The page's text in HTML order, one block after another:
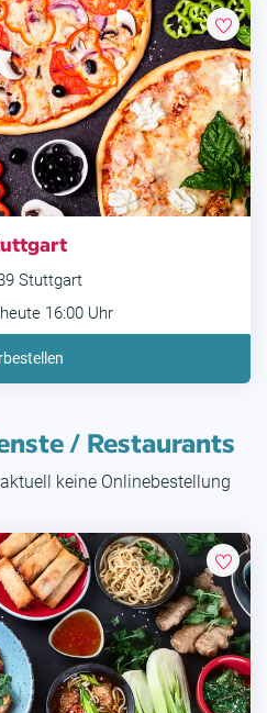
Stuttgart
16:00 Uhr
/ Restaurants
keine Onlinebestellung